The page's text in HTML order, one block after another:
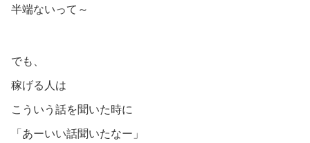
半端ないって～
でも、
稼げる人は
こういう話を聞いた時に
「あーいい話聞いたなー」